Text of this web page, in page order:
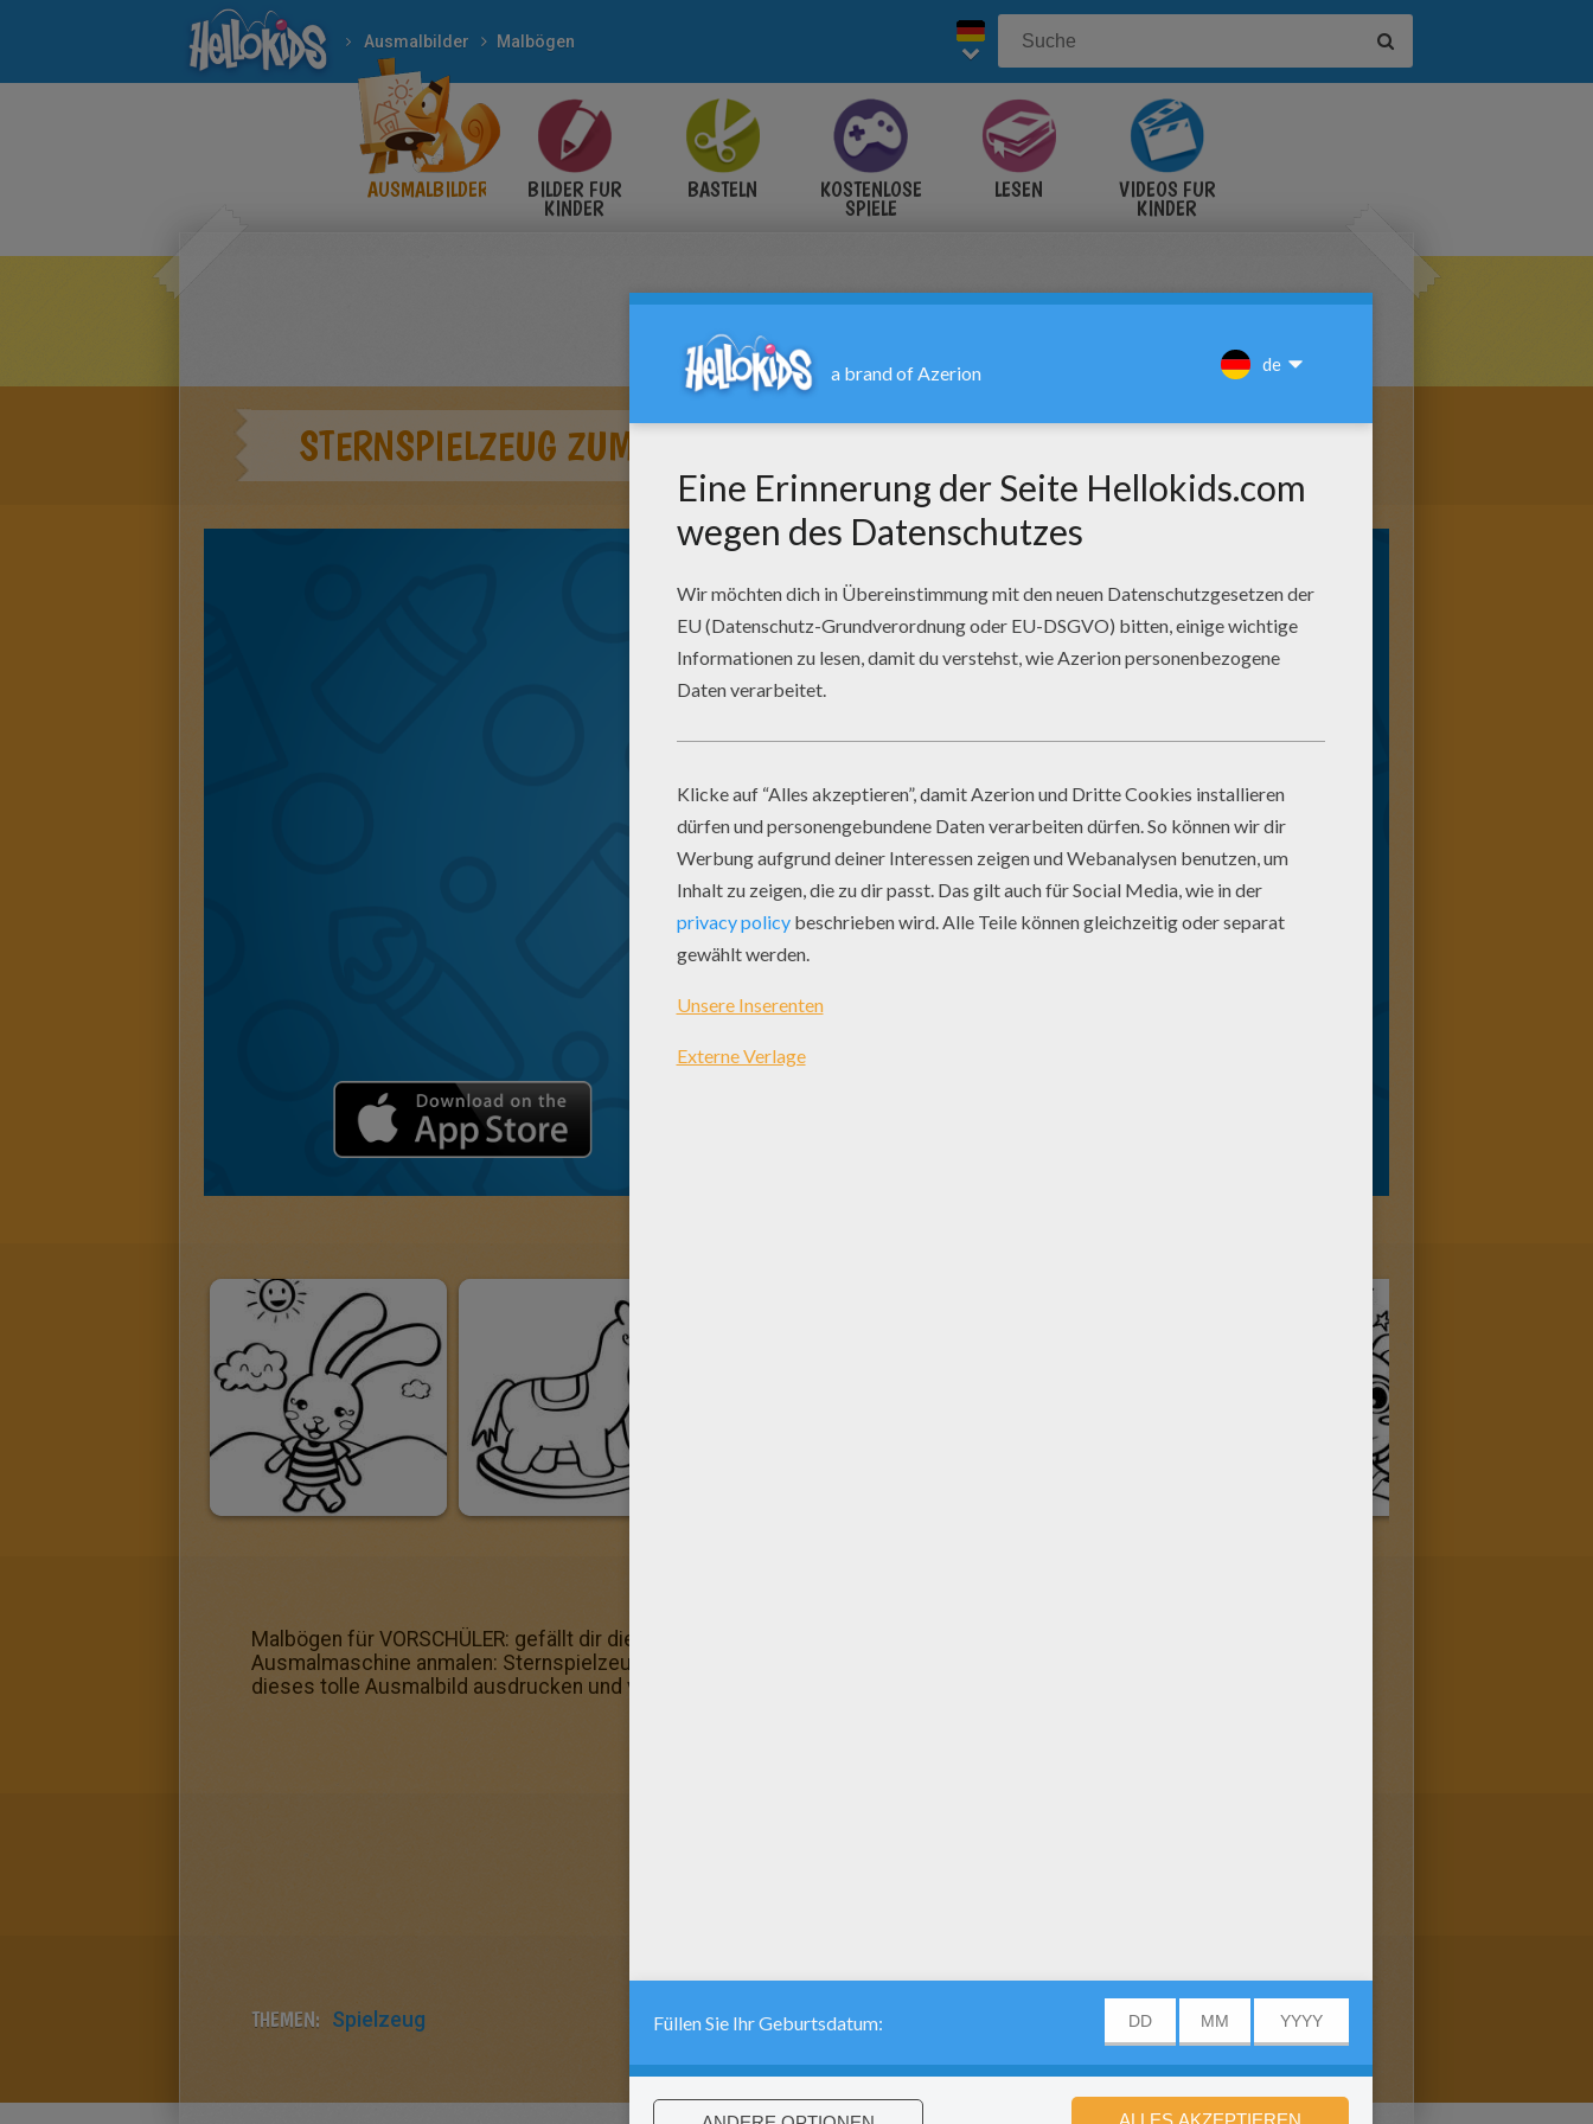
Ausmalbilder Malbögen
AUSMALBILDER BILDER FÜR
KINDER
BASTELN KOSTENLOSE
SPIELE
LESEN VIDEOS FÜR
KINDER
STERNSPIELZEUG ZUM AUSMALEN
Malbögen für VORSCHÜLER: gefällt dir dieses Ausmalbild? Dann kannst du es ausdrucken, oder mit der Hellokids
Ausmalmaschine anmalen: Sternspielzeug zum Ausmalen! Sternspielzeug zum Ausmalen: mit Hellokids kannst du
dieses tolle Ausmalbild ausdrucken und verschenken!
THEMEN: Spielzeug